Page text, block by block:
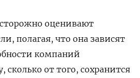
оценивают
полагая, что она зависят
компаний
сколько от того, сохранится